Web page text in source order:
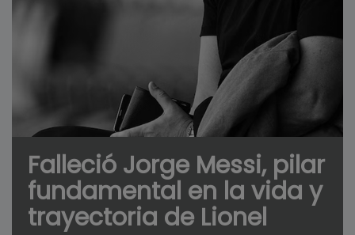
Falleció Jorge Messi, pilar
fundamental en la vida y
trayectoria de Lionel